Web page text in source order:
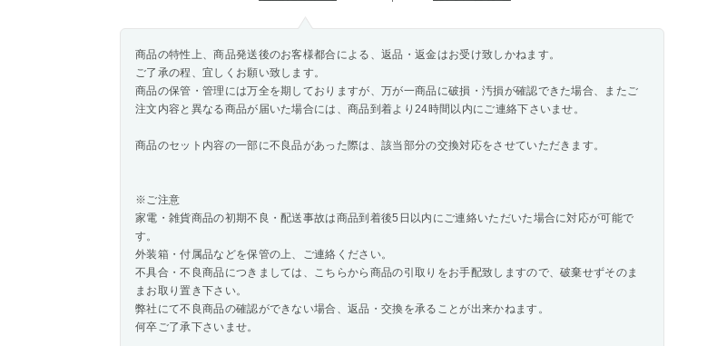
商品の特性上、商品発送後のお客様都合による、返品・返金はお受け致しかねます。
ご了承の程、宜しくお願い致します。
商品の保管・管理には万全を期しておりますが、万が一商品に破損・汚損が確認できた場合、またご
注文内容と異なる商品が届いた場合には、商品到着より24時間以内にご連絡下さいませ。
商品のセット内容の一部に不良品があった際は、該当部分の交換対応をさせていただきます。
※ご注意
家電・雑貨商品の初期不良・配送事故は商品到着後5日以内にご連絡いただいた場合に対応が可能で
す。
外装箱・付属品などを保管の上、ご連絡ください。
不具合・不良商品につきましては、こちらから商品の引取りをお手配致しますので、破棄せずそのま
まお取り置き下さい。
弊社にて不良商品の確認ができない場合、返品・交換を承ることが出来かねます。
何卒ご了承下さいませ。